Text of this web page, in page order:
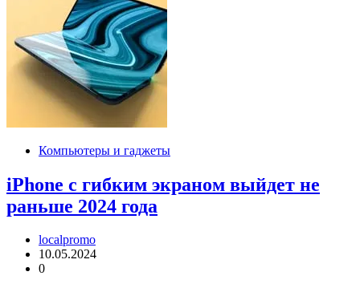
Компьютеры и гаджеты
iPhone с гибким экраном выйдет не
раньше 2024 года
localpromo
10.05.2024
0